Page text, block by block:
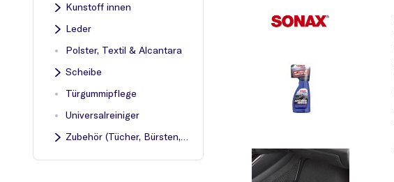
Kunstoff innen
Leder
Polster, Textil & Alcantara
Scheibe
Türgummipflege
Universalreiniger
Zubehör (Tücher, Bürsten, Pinsel etc.)